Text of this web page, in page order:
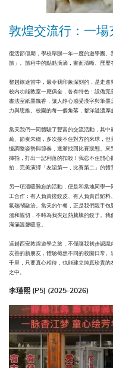
敦煌交流行：一
復活節假期，學校舉辦一年一度的遊學團
旅」。旅程中的點點滴滴，畫面清晰、歷歷
整趟旅途當中，最令我印象深刻的，是走進
校內功能教室一應俱全，各有特色：設備
書法室紙墨飄香，讓人靜心感受漢字與筆
力與思維。校園的每一個角落，都洋溢濃厚
當天我們一同體驗了豐富的交流活動，其
疏、節奏未穩，多次接不住對方的來球，
慢調整姿勢與節奏，逐漸找回比賽狀態。
揮拍，打出一記利落的扣殺！我忍不住開
拍，完美演繹「友誼第一，比賽第二」的體
另一項溫暖難忘的活動，便是和當地同學
工合作：有人負責搓餃皮、有人負責舀餡
氛熱鬧融洽。當天的午餐，正是我們親手
溫和親切，不時為我夾起熱騰騰的餃子。
滿滿溫馨暖意。
這趟西安敦煌遊學之旅，不僅讓我初步認
友善的新朋友，體驗截然不同的校園日常
千里，只要真心相待，也能建立純真珍貴
之中。
李瑾熙 (P5) (2025-2026)